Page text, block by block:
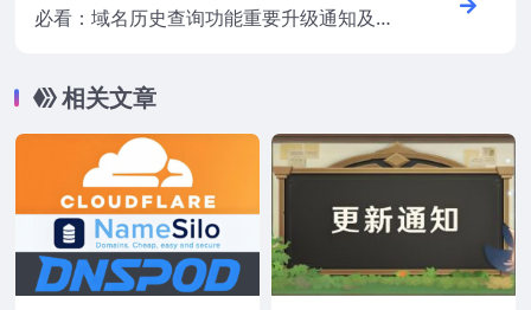
必看：域名历史查询功能重要升级通知及演
相关文章